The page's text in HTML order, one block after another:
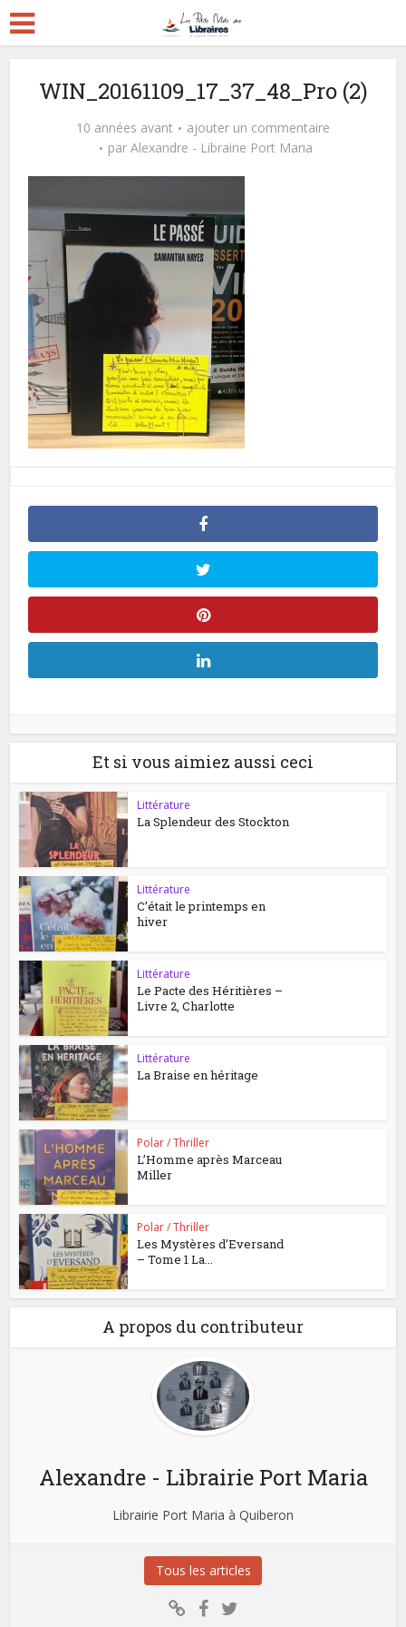
WIN_20161109_17_37_48_Pro (2)
10 années avant
ajouter un commentaire
par Alexandre - Librairie Port Maria
Et si vous aimiez aussi ceci
Littérature
La Splendeur des Stockton
Littérature
C’était le printemps en
hiver
Littérature
Le Pacte des Héritières –
Livre 2, Charlotte
Littérature
La Braise en héritage
Polar / Thriller
L’Homme après Marceau
Miller
Polar / Thriller
Les Mystères d’Eversand
– Tome 1 La...
A propos du contributeur
Alexandre - Librairie Port Maria
Librairie Port Maria à Quiberon
Tous les articles